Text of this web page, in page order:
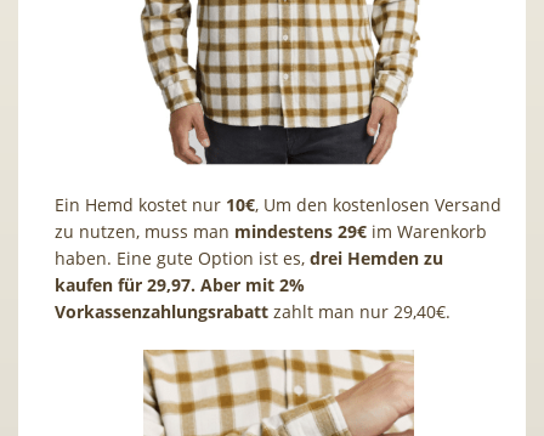
Ein Hemd kostet nur 10€, Um den kostenlosen Versand
zu nutzen, muss man mindestens 29€ im Warenkorb
haben. Eine gute Option ist es, drei Hemden zu
kaufen für 29,97. Aber mit 2%
Vorkassenzahlungsrabatt zahlt man nur 29,40€.